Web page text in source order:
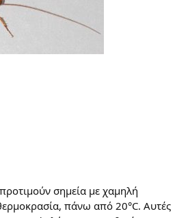
σημεία με χαμηλή
πάνω από 20°C. Αυτές